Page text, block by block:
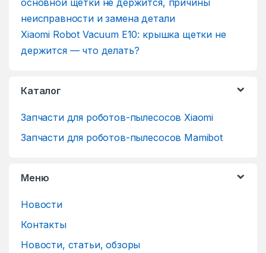
Xiaomi Robot Vacuum E10: крышка щетки не
держится — что делать?
Каталог
Запчасти для роботов-пылесосов Xiaomi
Запчасти для роботов-пылесосов Mamibot
Меню
Новости
Контакты
Новости, статьи, обзоры